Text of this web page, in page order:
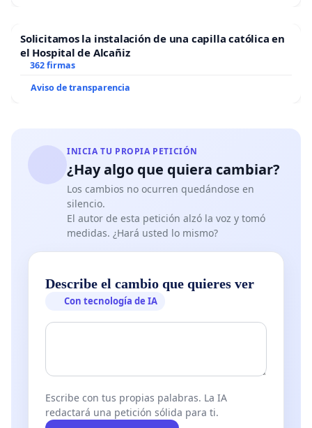
Solicitamos la instalación de una capilla católica en
el Hospital de Alcañiz
362 firmas
Aviso de transparencia
INICIA TU PROPIA PETICIÓN
¿Hay algo que quiera cambiar?
Los cambios no ocurren quedándose en
silencio.
El autor de esta petición alzó la voz y tomó
medidas. ¿Hará usted lo mismo?
Describe el cambio que quieres ver
Con tecnología de IA
Escribe con tus propias palabras. La IA
redactará una petición sólida para ti.